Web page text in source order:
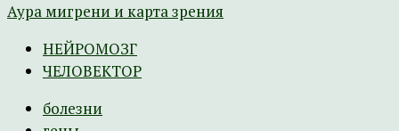
Аура мигрени и карта зрения
НЕЙРОМОЗГ
ЧЕЛОВЕКТОР
болезни